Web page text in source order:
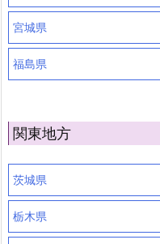
宮城県
福島県
関東地方
茨城県
栃木県